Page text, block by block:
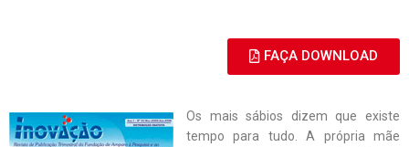
FAÇA DOWNLOAD
Os mais sábios dizem que existe
tempo para tudo. A própria mãe